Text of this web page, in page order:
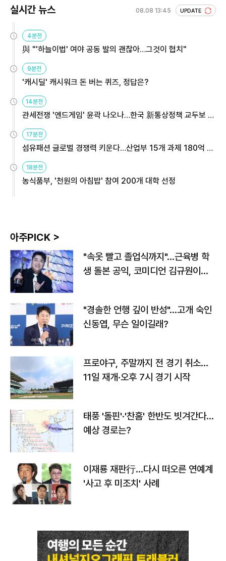
실시간 뉴스 08.08 13:45 UPDATE
4분전
與 "'하늘이법' 여야 공동 발의 괜찮아…그것이 협치"
9분전
'캐시딜' 캐시워크 돈 버는 퀴즈, 정답은?
14분전
관세전쟁 '엔드게임' 윤곽 나오나…한국 新통상정책 교두보 활
용해야
17분전
섬유패션 글로벌 경쟁력 키운다…산업부 15개 과제 180억 지
원
18분전
농식품부, '천원의 아침밥' 참여 200개 대학 선정
아주PICK >
"속옷 빨고 졸업식까지"…근육병 학
생 돌본 공익, 코미디언 김규원이었
"경솔한 언행 깊이 반성"…고개 숙인
신동엽, 무슨 일이길래?
프로야구, 주말까지 전 경기 취소…
11일 재개·오후 7시 경기 시작
태풍 '돌핀'·'찬홈' 한반도 빗겨간다…
예상 경로는?
이재룡 재판行…다시 떠오른 연예계
'사고 후 미조치' 사례